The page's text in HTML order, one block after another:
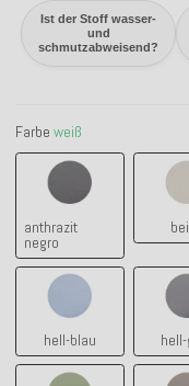
Ist der Stoff wasser-
und
schmutzabweisend?
Farbe weiß
anthrazit
negro
anthrazit negro
hell-blau
hell-blau
pistazie